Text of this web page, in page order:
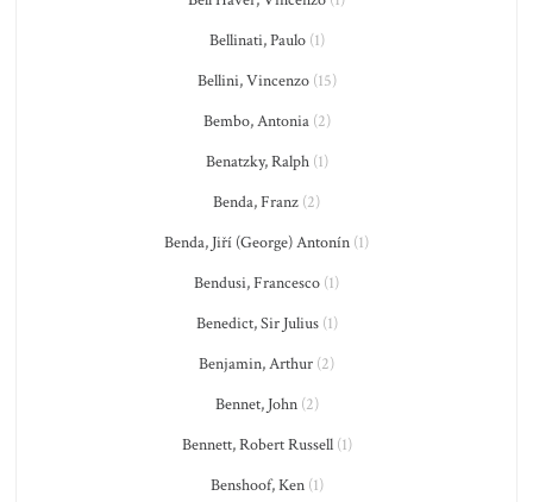
Bellinati, Paulo(1)
Bellini, Vincenzo(15)
Bembo, Antonia(2)
Benatzky, Ralph(1)
Benda, Franz (2)
Benda, Jiří (George) Antonín (1)
Bendusi, Francesco (1)
Benedict, Sir Julius(1)
Benjamin, Arthur (2)
Bennet, John(2)
Bennett, Robert Russell(1)
Benshoof, Ken(1)